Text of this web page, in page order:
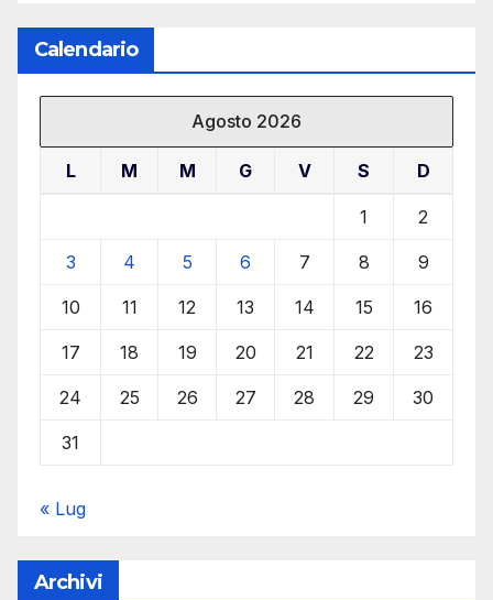
Calendario
Agosto 2026
L M M G V S D
1 2
3 4 5 6 7 8 9
10 11 12 13 14 15 16
17 18 19 20 21 22 23
24 25 26 27 28 29 30
31
« Lug
Archivi